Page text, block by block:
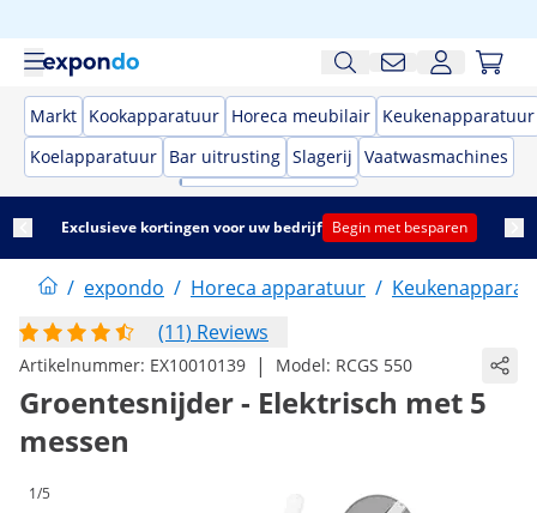
Markt Kookapparatuur Horeca meubilair Keukenapparatuur
Koelapparatuur Bar uitrusting Slagerij Vaatwasmachines
Exclusieve kortingen voor uw bedrijf Begin met besparen
/ expondo / Horeca apparatuur /
(11) Reviews
Artikelnummer: EX10010139 | Model: RCGS 550
Groentesnijder - Elektrisch met 5
messen
1/5